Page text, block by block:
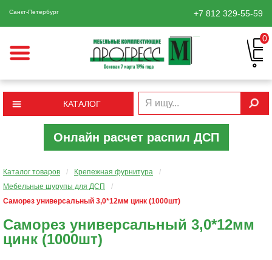
Санкт-Петербург +7 812 329-55-59
0
КАТАЛОГ
Онлайн расчет распил ДСП
Каталог товаров / Крепежная фурнитура
/
Мебельные шурупы для ДСП
/
Саморез универсальный 3,0*12мм цинк (1000шт)
Саморез универсальный 3,0*12мм
цинк (1000шт)